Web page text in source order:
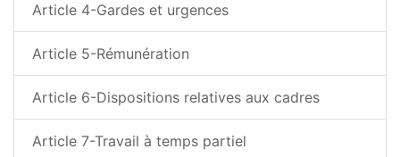
Article 4-Gardes et urgences
Article 5-Rémunération
Article 6-Dispositions relatives aux cadres
Article 7-Travail à temps partiel